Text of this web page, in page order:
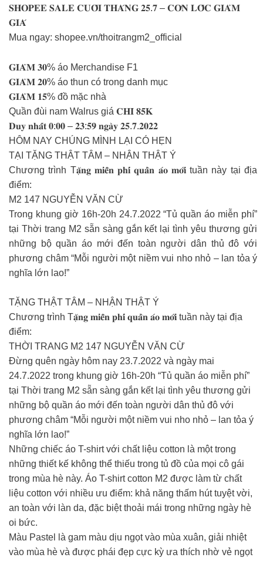
𝐒𝐇𝐎𝐏𝐄𝐄 𝐒𝐀𝐋𝐄 𝐂𝐔𝐎̂́𝐈 𝐓𝐇𝐀́𝐍𝐆 𝟐𝟓.𝟕 – 𝐂𝐎̛𝐍 𝐋𝐎̂́𝐂 𝐆𝐈𝐀̉𝐌
𝐆𝐈𝐀́
Mua ngay: shopee.vn/thoitrangm2_official
𝐆𝐈𝐀̉𝐌 𝟑𝟎% áo Merchandise F1
𝐆𝐈𝐀̉𝐌 𝟐𝟎% áo thun có trong danh mục
𝐆𝐈𝐀̉𝐌 𝟏𝟓% đồ mặc nhà
Quần đùi nam Walrus giá 𝐂𝐇𝐈̉ 𝟖𝟓𝐊
𝐃𝐮𝐲 𝐧𝐡𝐚̂́𝐭 𝟎:𝟎𝟎 – 𝟐𝟑:𝟓𝟗 𝐧𝐠𝐚̀𝐲 𝟐𝟓.𝟕.𝟐𝟎𝟐𝟐
HÔM NAY CHÚNG MÌNH LẠI CÓ HẸN
TẠI TẶNG THẬT TÂM – NHẬN THẬT Ý
Chương trình T𝐚̣̆𝐧𝐠 𝐦𝐢𝐞̂̃𝐧 𝐩𝐡𝐢́ 𝐪𝐮𝐚̂̀𝐧 𝐚́𝐨 𝐦𝐨̛́𝐢 tuần này tại địa
điểm:
M2 147 NGUYỄN VĂN CỪ
Trong khung giờ 16h-20h 24.7.2022 “Tủ quần áo miễn phí”
tại Thời trang M2 sẵn sàng gắn kết lại tình yêu thương gửi
những bộ quần áo mới đến toàn người dân thủ đô với
phương châm “Mỗi người một niềm vui nho nhỏ – lan tỏa ý
nghĩa lớn lao!”
TẶNG THẬT TÂM – NHẬN THẬT Ý
Chương trình T𝐚̣̆𝐧𝐠 𝐦𝐢𝐞̂̃𝐧 𝐩𝐡𝐢́ 𝐪𝐮𝐚̂̀𝐧 𝐚́𝐨 𝐦𝐨̛́𝐢 tuần này tại địa
điểm:
THỜI TRANG M2 147 NGUYỄN VĂN CỪ
Đừng quên ngày hôm nay 23.7.2022 và ngày mai
24.7.2022 trong khung giờ 16h-20h “Tủ quần áo miễn phí”
tại Thời trang M2 sẵn sàng gắn kết lại tình yêu thương gửi
những bộ quần áo mới đến toàn người dân thủ đô với
phương châm “Mỗi người một niềm vui nho nhỏ – lan tỏa ý
nghĩa lớn lao!”
Những chiếc áo T-shirt với chất liệu cotton là một trong
những thiết kế không thể thiếu trong tủ đồ của mọi cô gái
trong mùa hè này. Áo T-shirt cotton M2 được làm từ chất
liệu cotton với nhiều ưu điểm: khả năng thấm hút tuyệt vời,
an toàn với làn da, đặc biệt thoải mái trong những ngày hè
oi bức.
Màu Pastel là gam màu dịu ngọt vào mùa xuân, giải nhiệt
vào mùa hè và được phái đẹp cực kỳ ưa thích nhờ vẻ ngọt